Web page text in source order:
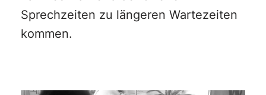
Sprechzeiten zu längeren Wartezeiten
kommen.